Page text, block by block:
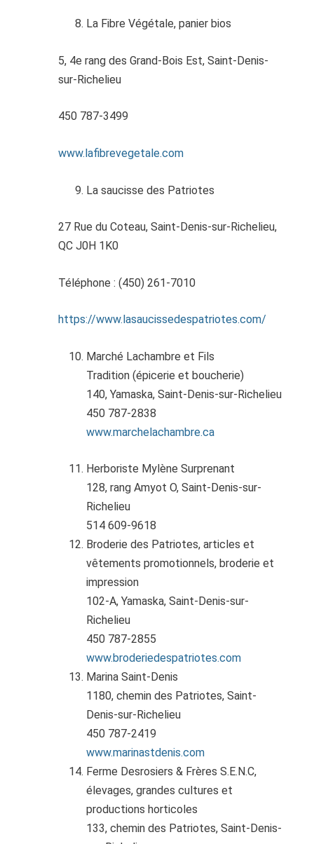
La Fibre Végétale, panier bios
5, 4e rang des Grand-Bois Est, Saint-Denis-
sur-Richelieu
450 787-3499
www.lafibrevegetale.com
La saucisse des Patriotes
27 Rue du Coteau, Saint-Denis-sur-Richelieu,
QC J0H 1K0
Téléphone : (450) 261-7010
https://www.lasaucissedespatriotes.com/
Marché Lachambre et Fils
Tradition (épicerie et boucherie)
140, Yamaska, Saint-Denis-sur-Richelieu
450 787-2838
www.marchelachambre.ca
Herboriste Mylène Surprenant
128, rang Amyot O, Saint-Denis-sur-
Richelieu
514 609-9618
Broderie des Patriotes, articles et
vêtements promotionnels, broderie et
impression
102-A, Yamaska, Saint-Denis-sur-
Richelieu
450 787-2855
www.broderiedespatriotes.com
Marina Saint-Denis
1180, chemin des Patriotes, Saint-
Denis-sur-Richelieu
450 787-2419
www.marinastdenis.com
Ferme Desrosiers & Frères S.E.N.C,
élevages, grandes cultures et
productions horticoles
133, chemin des Patriotes, Saint-Denis-